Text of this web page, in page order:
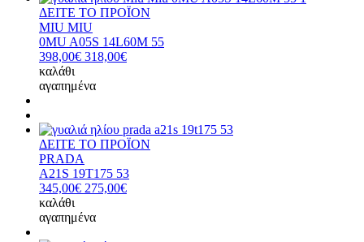
ΔΕΙΤΕ ΤΟ ΠΡΟΪΟΝ
MIU MIU
0MU A05S 14L60M 55
398,00€ 318,00€
καλάθι
αγαπημένα
ΔΕΙΤΕ ΤΟ ΠΡΟΪΟΝ
PRADA
A21S 19T175 53
345,00€ 275,00€
καλάθι
αγαπημένα